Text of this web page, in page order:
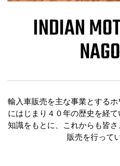
INDIAN
輸入車販売を主な事業とする
にはじまり４０年の歴史を経
知識をもとに、これからも皆
販売を行って